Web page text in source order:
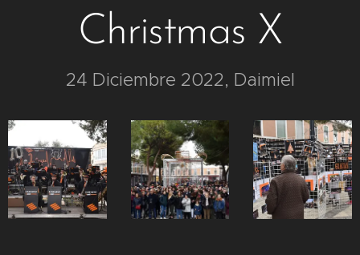
Christmas X
24 Diciembre 2022, Daimiel